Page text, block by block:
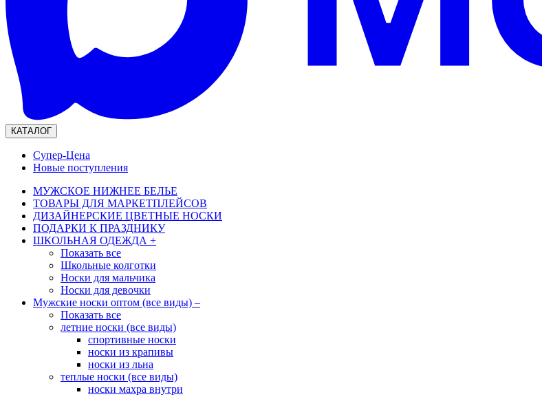
КАТАЛОГ
Супер-Цена
Новые поступления
МУЖСКОЕ НИЖНЕЕ БЕЛЬЕ
ТОВАРЫ ДЛЯ МАРКЕТПЛЕЙСОВ
ДИЗАЙНЕРСКИЕ ЦВЕТНЫЕ НОСКИ
ПОДАРКИ К ПРАЗДНИКУ
ШКОЛЬНАЯ ОДЕЖДА +
Показать все
Школьные колготки
Носки для мальчика
Носки для девочки
Мужские носки оптом (все виды) –
Показать все
летние носки (все виды)
спортивные носки
носки из крапивы
носки из льна
теплые носки (все виды)
носки махра внутри